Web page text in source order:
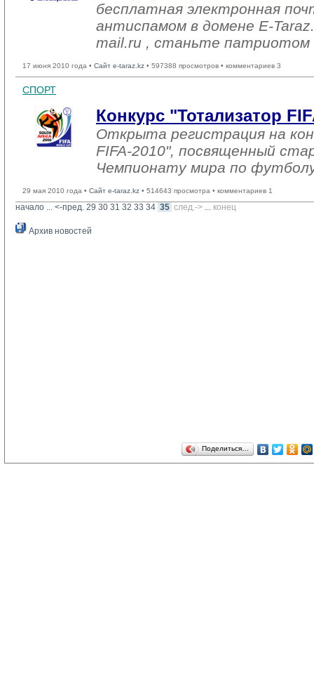
бесплатная электронная
антиспамом в домене E-
mail.ru , станьте патриотом
17 июня 2010 года • Сайт e-taraz.kz • 597388 просмотров • комментариев 3
СПОРТ
Конкурс "Тотализатор
Открыта регистрация на
FIFA-2010", посвященный
Чемпионату мира по
29 мая 2010 года • Сайт e-taraz.kz • 514643 просмотра • комментариев 1
начало ... <-пред. 29 30 31 32 33 34 35 след.-> ... конец
Архив новостей
Поделиться…